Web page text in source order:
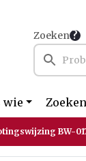
Zoeken
wie Zoeken
BW-